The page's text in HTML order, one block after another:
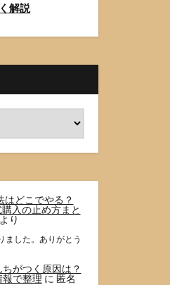
解説
はどこでやる？
入の止め方まと
り
ました。ありがとう
がつく原因は？
で整理 に 匿名